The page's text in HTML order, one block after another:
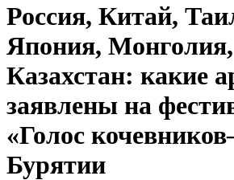
Россия, Китай,
Япония, Монголия,
Казахстан: какие
заявлены на
«Голос
Бурятии